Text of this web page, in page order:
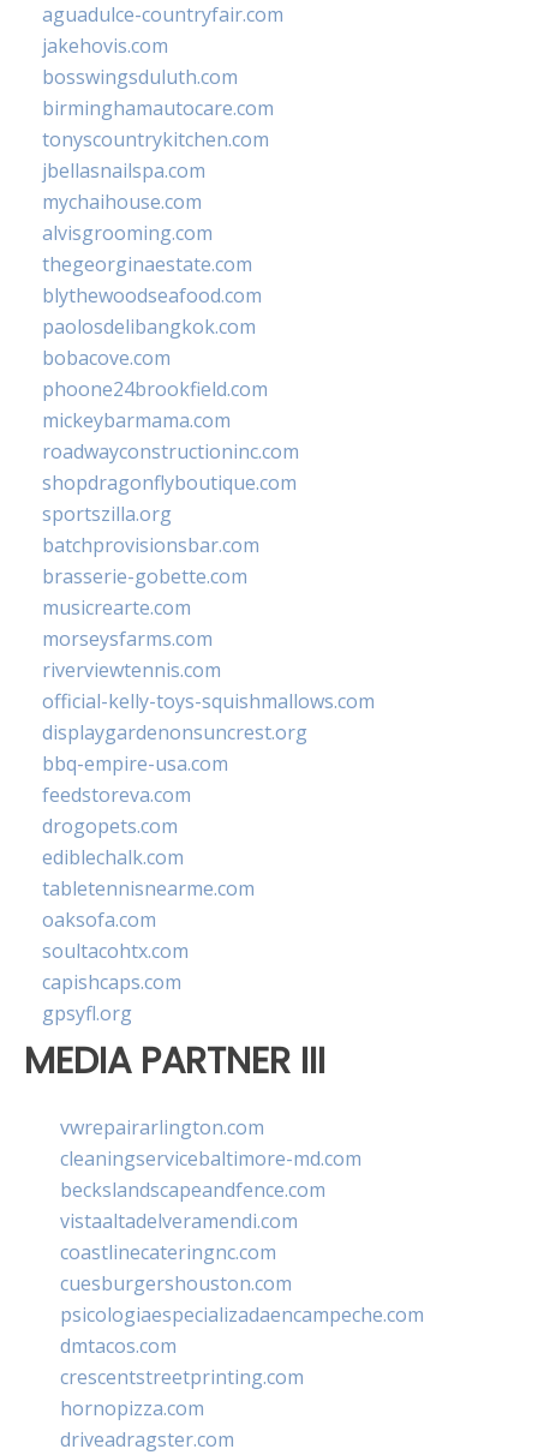
aguadulce-countryfair.com
jakehovis.com
bosswingsduluth.com
birminghamautocare.com
tonyscountrykitchen.com
jbellasnailspa.com
mychaihouse.com
alvisgrooming.com
thegeorginaestate.com
blythewoodseafood.com
paolosdelibangkok.com
bobacove.com
phoone24brookfield.com
mickeybarmama.com
roadwayconstructioninc.com
shopdragonflyboutique.com
sportszilla.org
batchprovisionsbar.com
brasserie-gobette.com
musicrearte.com
morseysfarms.com
riverviewtennis.com
official-kelly-toys-squishmallows.com
displaygardenonsuncrest.org
bbq-empire-usa.com
feedstoreva.com
drogopets.com
ediblechalk.com
tabletennisnearme.com
oaksofa.com
soultacohtx.com
capishcaps.com
gpsyfl.org
MEDIA PARTNER III
vwrepairarlington.com
cleaningservicebaltimore-md.com
beckslandscapeandfence.com
vistaaltadelveramendi.com
coastlinecateringnc.com
cuesburgershouston.com
psicologiaespecializadaencampeche.com
dmtacos.com
crescentstreetprinting.com
hornopizza.com
driveadragster.com